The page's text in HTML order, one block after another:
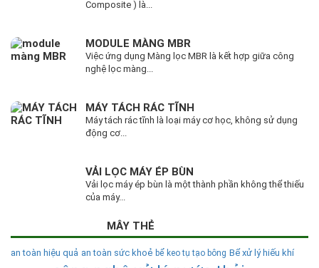
Composite ) là...
MODULE MÀNG MBR
Việc ứng dụng Màng lọc MBR là kết hợp giữa công
nghệ lọc màng...
MÁY TÁCH RÁC TĨNH
Máy tách rác tĩnh là loại máy cơ học, không sử dụng
động cơ...
VẢI LỌC MÁY ÉP BÙN
Vải lọc máy ép bùn là một thành phần không thể thiếu
của máy...
MÂY THẺ
an toàn hiệu quả an toàn sức khoẻ bể keo tụ tạo bông Bể xử lý hiếu khí